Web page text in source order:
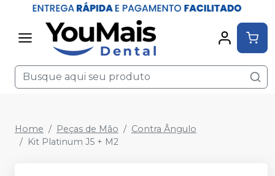
Home Peças de Mão
Contra Ângulo
Kit Platinum J5 + M2